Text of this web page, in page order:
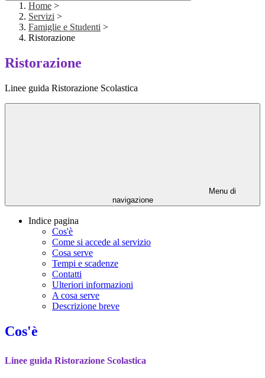
Home >
Servizi >
Famiglie e Studenti >
Ristorazione
Ristorazione
Linee guida Ristorazione Scolastica
Menu di
navigazione
Indice pagina
Cos'è
Come si accede al servizio
Cosa serve
Tempi e scadenze
Contatti
Ulteriori informazioni
A cosa serve
Descrizione breve
Cos'è
Linee guida Ristorazione Scolastica